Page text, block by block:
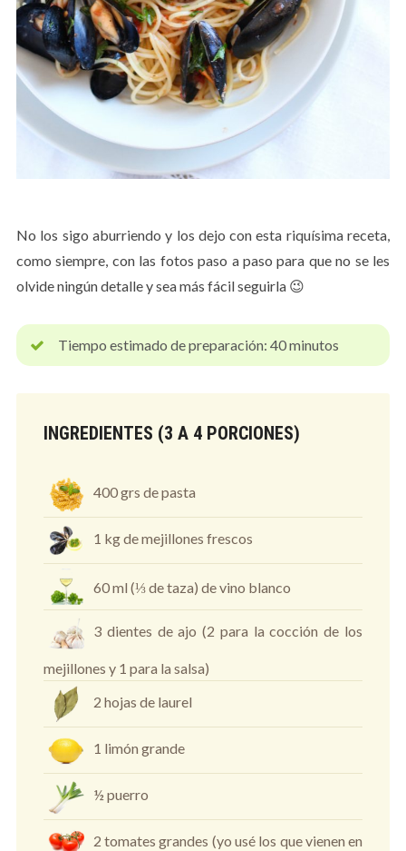
No los sigo aburriendo y los dejo con esta riquísima receta,
como siempre, con las fotos paso a paso para que no se les
olvide ningún detalle y sea más fácil seguirla 😉
Tiempo estimado de preparación: 40 minutos
INGREDIENTES (3 A 4 PORCIONES)
400 grs de pasta
1 kg de mejillones frescos
60 ml (⅓ de taza) de vino blanco
3 dientes de ajo (2 para la cocción de los
mejillones y 1 para la salsa)
2 hojas de laurel
1 limón grande
½ puerro
2 tomates grandes (yo usé los que vienen en